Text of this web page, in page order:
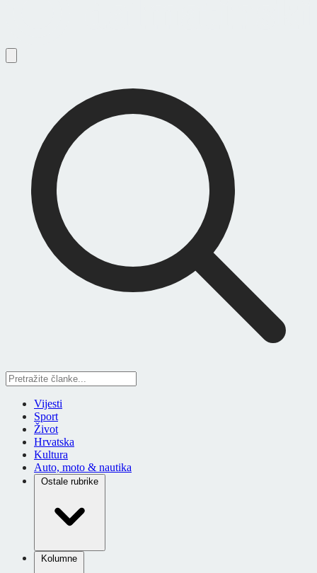
Vijesti
Sport
Život
Hrvatska
Kultura
Auto, moto & nautika
Ostale rubrike
Kolumne